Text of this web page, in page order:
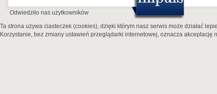
Odwiedziło nas użytkowników
Ta strona używa ciasteczek (cookies), dzięki którym nasz serwis może działać
Korzystanie, bez zmiany ustawień przeglądarki internetowej, oznacza akceptację